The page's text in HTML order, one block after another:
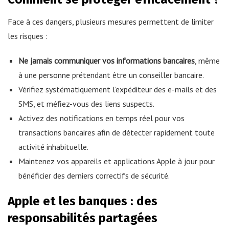
Face à ces dangers, plusieurs mesures permettent de limiter
les risques :
Ne jamais communiquer vos informations bancaires, même
à une personne prétendant être un conseiller bancaire.
Vérifiez systématiquement l’expéditeur des e-mails et des
SMS, et méfiez-vous des liens suspects.
Activez des notifications en temps réel pour vos
transactions bancaires afin de détecter rapidement toute
activité inhabituelle.
Maintenez vos appareils et applications Apple à jour pour
bénéficier des derniers correctifs de sécurité.
Apple et les banques : des
responsabilités partagées